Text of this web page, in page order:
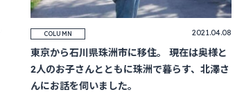
東京から石川県珠洲市に移住。 現在は奥様と
2人のお子さんとともに珠洲で暮らす、北澤さ
んにお話を伺いました。
COLUMN 2021.04.08